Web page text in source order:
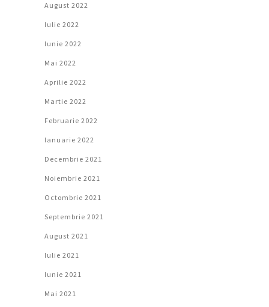
August 2022
Iulie 2022
Iunie 2022
Mai 2022
Aprilie 2022
Martie 2022
Februarie 2022
Ianuarie 2022
Decembrie 2021
Noiembrie 2021
Octombrie 2021
Septembrie 2021
August 2021
Iulie 2021
Iunie 2021
Mai 2021